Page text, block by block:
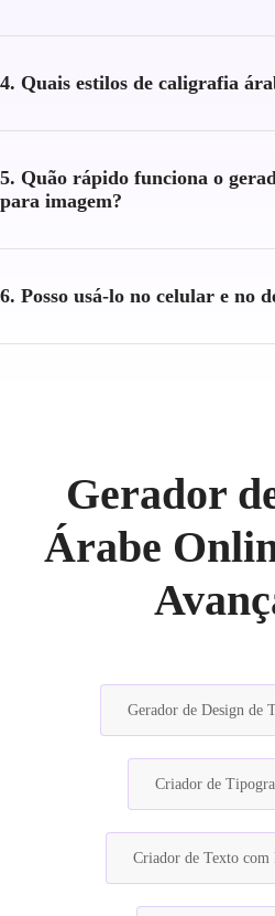
4. Quais estilos de caligrafia
5. Quão rápido funciona o
para imagem?
6. Posso usá-lo no celular e no
Gerador
Árabe
Gerador de Design de
Criador de
Criador de Texto com